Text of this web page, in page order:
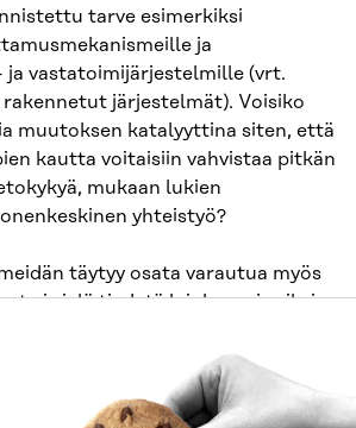
tarve esimerkiksi
ja
ja vastatoimijärjestelmille (vrt.
järjestelmät). Voisiko
muutoksen katalyyttina siten, että
kautta voitaisiin vahvistaa pitkän
mukaan lukien
yhteistyö?
täytyy osata varautua myös
ei vielä tiedetä lainkaan, ja siksi
tutkimushankenostaa esiin, että
kriisi, johon on